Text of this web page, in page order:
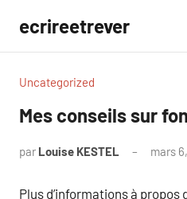
contenu
ecrireetrever
Uncategorized
Mes conseils sur
par Louise KESTEL mars
Plus d’informations à propos